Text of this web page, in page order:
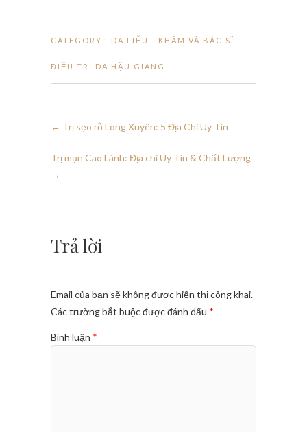
CATEGORY : DA LIỄU - KHÁM VÀ BÁC SĨ
ĐIỀU TRỊ DA HẬU GIANG
← Trị sẹo rỗ Long Xuyên: 5 Địa Chỉ Uy Tín
Trị mụn Cao Lãnh: Địa chỉ Uy Tín & Chất Lượng
→
Trả lời
Email của bạn sẽ không được hiển thị công khai.
Các trường bắt buộc được đánh dấu *
Bình luận *